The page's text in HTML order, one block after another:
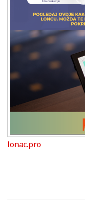
lonac.pro